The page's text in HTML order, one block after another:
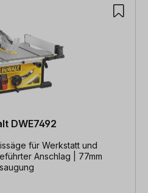
DWE7492
für Werkstatt und
Anschlag | 77mm